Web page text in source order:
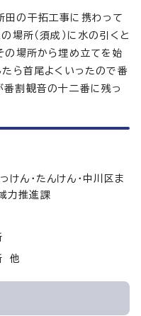
田の干拓工事に携わって
場所（須成）に水の引くと
の場所から埋め立てを始
たら首尾よくいったので番
割観音の十二番に残っ
けん・たんけん・中川区ま
力推進課
他